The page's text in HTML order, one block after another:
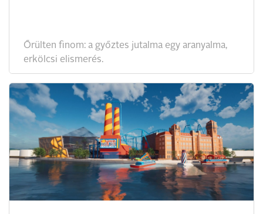
Őrülten finom: a győztes jutalma egy aranyalma,
erkölcsi elismerés.